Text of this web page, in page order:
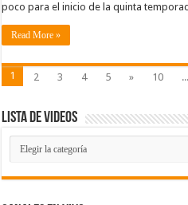
poco para el inicio de la quinta
Read More »
1 2 3 4 5 » 10 ...
Lista de Videos
Lista
de
Videos